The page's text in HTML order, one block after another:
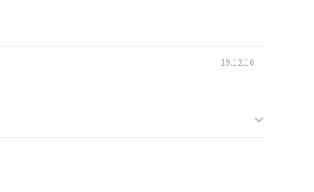
19.12.16